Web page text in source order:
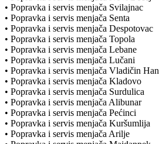
• Popravka i servis menjača Svilajnac
• Popravka i servis menjača Senta
• Popravka i servis menjača Despotovac
• Popravka i servis menjača Topola
• Popravka i servis menjača Lebane
• Popravka i servis menjača Lučani
• Popravka i servis menjača Vladičin Han
• Popravka i servis menjača Kladovo
• Popravka i servis menjača Surdulica
• Popravka i servis menjača Alibunar
• Popravka i servis menjača Pećinci
• Popravka i servis menjača Kuršumlija
• Popravka i servis menjača Arilje